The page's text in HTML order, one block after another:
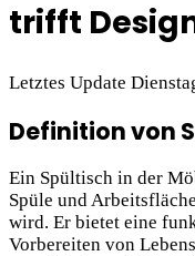
trifft
Letztes Update
Definition von
Ein Spültisch in der
Spüle und
wird. Er bietet eine
Vorbereiten von